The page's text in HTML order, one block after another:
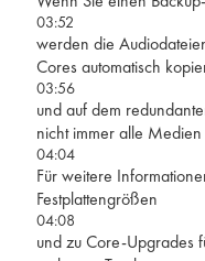
03:52
werden die
Cores automatisch
03:56
und auf dem
nicht immer alle
04:04
Für weitere
Festplattengrößen
04:08
und zu Core-Upgrades